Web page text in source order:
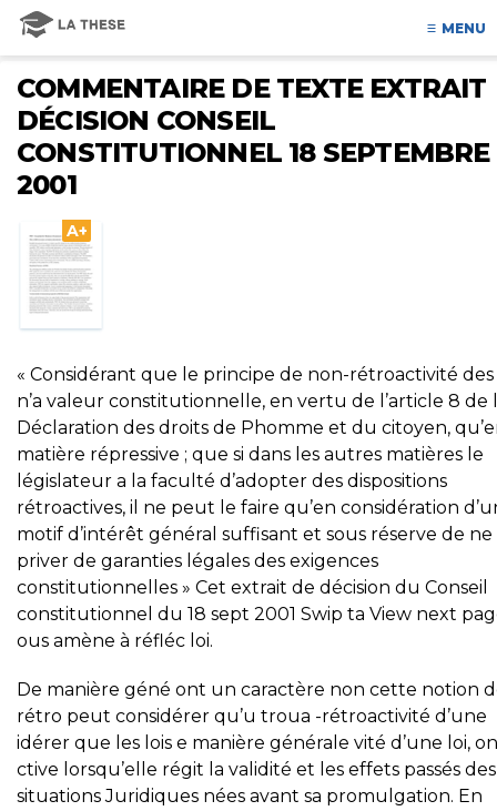
MENU
COMMENTAIRE DE TEXTE EXTRAIT
DÉCISION CONSEIL
CONSTITUTIONNEL 18 SEPTEMBRE
2001
A+
« Considérant que le principe de non-rétroactivité des
n’a valeur constitutionnelle, en vertu de l’article 8 de
Déclaration des droits de Phomme et du citoyen,
matière répressive ; que si dans les autres matières le
législateur a la faculté d’adopter des dispositions
rétroactives, il ne peut le faire qu’en considération
motif d’intérêt général suffisant et sous réserve de ne
priver de garanties légales des exigences
constitutionnelles » Cet extrait de décision du Conseil
constitutionnel du 18 sept 2001 Swip ta View next
ous amène à réfléc loi.
De manière géné ont un caractère non cette notion
rétro peut considérer qu’u troua -rétroactivité d’une
idérer que les lois e manière générale vité d’une loi, on
ctive lorsqu’elle régit la validité et les effets passés des
situations Juridiques nées avant sa promulgation. En